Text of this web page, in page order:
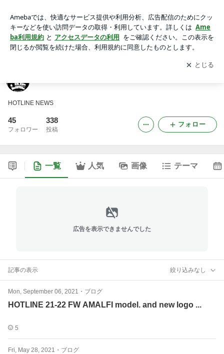
アプリをダウンロードして ブログの更新通知
を受け取りまし
ょう。
開く
HOTLINE NEWS
45
フォロワー
338
投稿
フォロー
一覧 人気 画像 テーマ
広告を表示できませんでした
記事の表示 絞り込みなし
Mon, September 06, 2021 ・ ブログ
HOTLINE 21-22 FW AMALFI model. and new logo ...
5
Fri, May 28, 2021 ・ ブログ